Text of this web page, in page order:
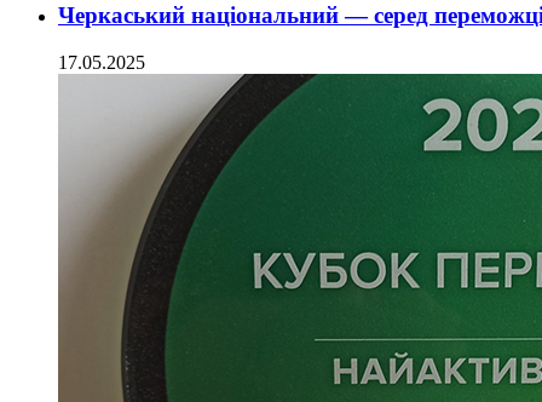
Черкаський національний — серед
17.05.2025